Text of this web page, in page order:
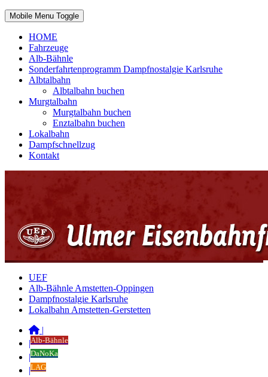
Mobile Menu Toggle
HOME
Fahrzeuge
Alb-Bähnle
Sonderfahrtenprogramm Dampfnostalgie Karlsruhe
Albtalbahn
Albtalbahn buchen
Murgtalbahn
Murgtalbahn buchen
Enztalbahn buchen
Lokalbahn
Dampfschnellzug
Kontakt
UEF
Alb-Bähnle Amstetten-Oppingen
Dampfnostalgie Karlsruhe
Lokalbahn Amstetten-Gerstetten
|
|Alb-Bähnle
|DaNoKa
|LAG